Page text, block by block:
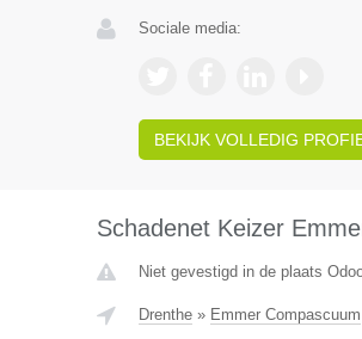
Sociale media:
BEKIJK VOLLEDIG
Schadenet Keizer
Niet gevestigd in de plaats
Drenthe» Emmer Compascuum